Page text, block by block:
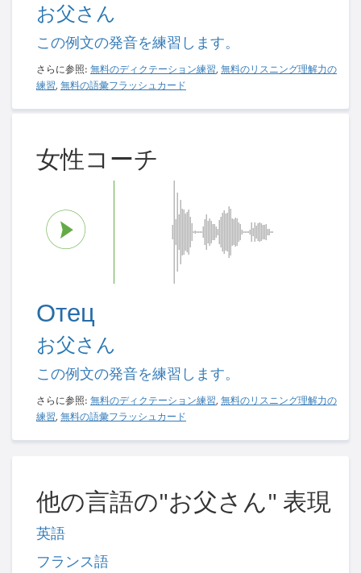
お父さん
この例文の発音を練習します。
さらに参照: 無料のディクテーション練習, 無料のリスニング理解力の
練習, 無料の語彙フラッシュカード
女性コーチ
Отец
お父さん
この例文の発音を練習します。
さらに参照: 無料のディクテーション練習, 無料のリスニング理解力の
練習, 無料の語彙フラッシュカード
他の言語の"お父さん" 表現
英語
フランス語